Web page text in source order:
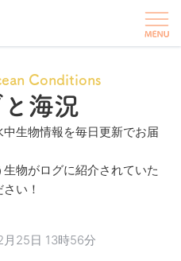
Conditions
海況
生物情報を毎日更新でお届
生物がログに紹介されていた
い！
25日 13時56分